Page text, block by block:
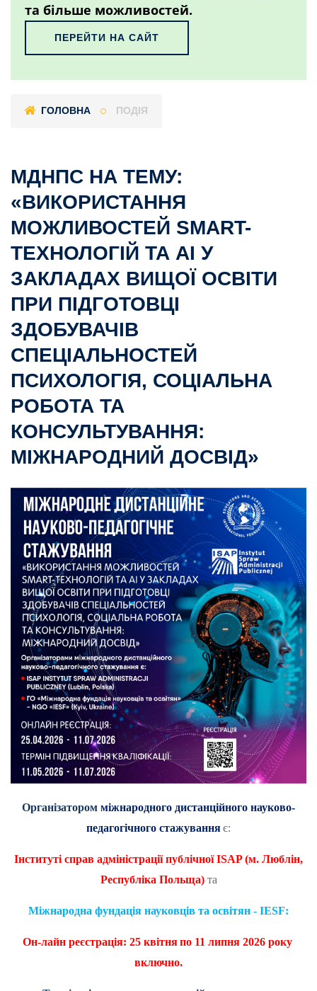
та більше можливостей.
ПЕРЕЙТИ НА САЙТ
ГОЛОВНА ПОДІЯ
МДНПС НА ТЕМУ:
«ВИКОРИСТАННЯ
МОЖЛИВОСТЕЙ SMART-
ТЕХНОЛОГІЙ ТА AI У
ЗАКЛАДАХ ВИЩОЇ ОСВІТИ
ПРИ ПІДГОТОВЦІ
ЗДОБУВАЧІВ
СПЕЦІАЛЬНОСТЕЙ
ПСИХОЛОГІЯ, СОЦІАЛЬНА
РОБОТА ТА
КОНСУЛЬТУВАННЯ:
МІЖНАРОДНИЙ ДОСВІД»
Організатором міжнародного дистанційного науково-
педагогічного стажуванняє:
Інституті справ адміністрації публічноїISAP(м. Люблін,
Республіка Польща)та
Міжнародна фундація науковців та освітян - IESF:
Он-лайн реєстрація: 25 квітня по 11 липня 2026 року
включно.